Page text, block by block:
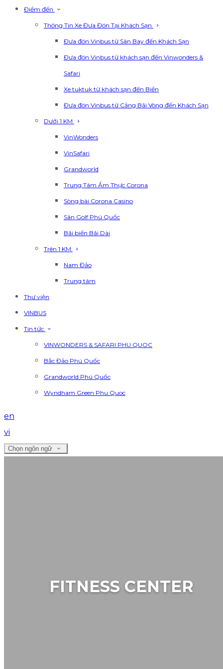
Điểm đến
Thông Tin Xe Đưa Đón Tại Khách Sạn
Đưa đón Vinbus từ Sân Bay đến Khách Sạn
Đưa đón Vinbus từ khách sạn đến Vinwonders &
Safari
Xe tuktuk từ khách sạn đến Biển
Đưa đón Vinbus từ Cảng Bãi Vòng đến Khách Sạn
Dưới 1 KM
VinWonders
VinSafari
Grandworld
Trung Tâm Ẩm Thực Corona
Sòng bài Corona Casino
Sân Golf Phú Quốc
Bãi biển Bãi Dài
Trên 1 KM
Nam Đảo
Trung tâm
Thư viện
VINBUS
Tin tức
VINWONDERS & SAFARI PHU QUOC
Bắc Đảo Phú Quốc
Grandworld Phú Quốc
Wyndham Green Phu Quoc
en
vi
Chọn ngôn ngữ
FITNESS CENTER